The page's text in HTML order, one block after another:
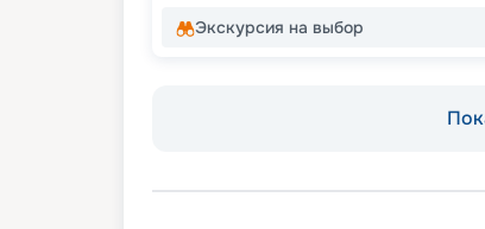
Экскурсия на выбор